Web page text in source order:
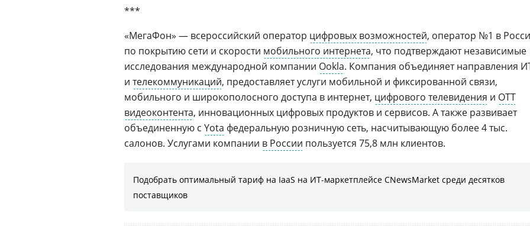
***
«МегаФон» — всероссийский оператор цифровых возможностей, оператор №1 в
по покрытию сети и скорости мобильного интернета, что подтверждают независимые
исследования международной компании Ookla. Компания объединяет направления
и телекоммуникаций, предоставляет услуги мобильной и фиксированной связи,
мобильного и широкополосного доступа в интернет, цифрового телевидения и OTT
видеоконтента, инновационных цифровых продуктов и сервисов. А также развивает
объединенную с Yota федеральную розничную сеть, насчитывающую более 4 тыс.
салонов. Услугами компании в России пользуется 75,8 млн клиентов.
Подобрать оптимальный тариф на IaaS на ИТ-маркетплейсе CNewsMarket среди десятков
поставщиков